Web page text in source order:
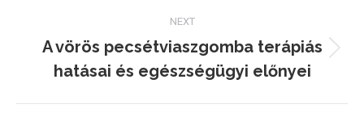
NEXT
Next
post:
A vörös pecsétviaszgomba terápiás
hatásai és egészségügyi előnyei